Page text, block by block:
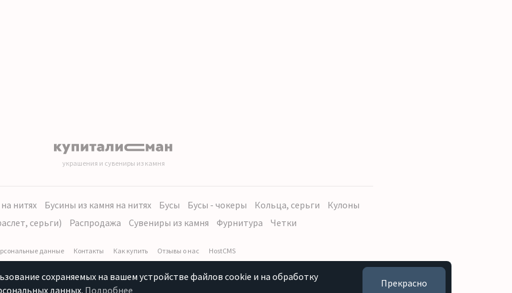
украшения и сувениры из камня
нитях Бусины из камня на нитях Бусы Бусы - чокеры Кольца, серьги
Кулоны
серьги)
Распродажа Сувениры из камня Фурнитура Четки
данные Контакты Как купить Отзывы о нас HostCMS
сохраняемых на вашем устройстве файлов cookie и на обработку
данных. Подробнее
Прекрасно